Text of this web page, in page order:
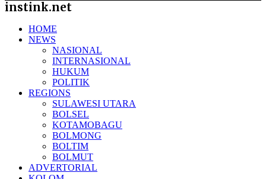
instink.net
HOME
NEWS
NASIONAL
INTERNASIONAL
HUKUM
POLITIK
REGIONS
SULAWESI UTARA
BOLSEL
KOTAMOBAGU
BOLMONG
BOLTIM
BOLMUT
ADVERTORIAL